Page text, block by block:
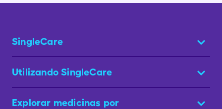
SingleCare
Utilizando SingleCare
Explorar medicinas por